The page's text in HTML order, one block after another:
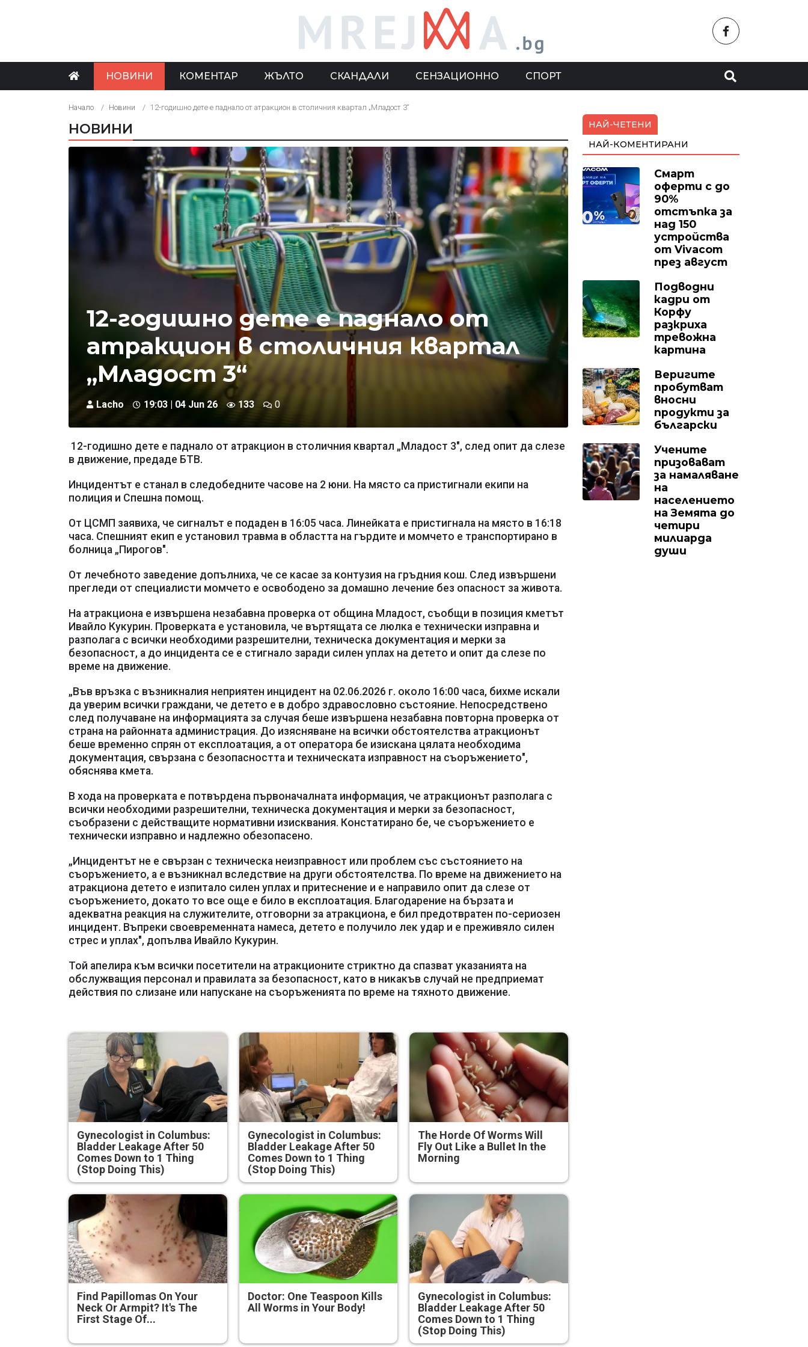
НОВИНИ КОМЕНТАР ЖЪЛТО СКАНДАЛИ СЕНЗАЦИОННО СПОРТ
Начало Новини 12-годишно дете е паднало от атракцион в столичния квартал „Младост 3“
НОВИНИ
12-годишно дете е паднало от
атракцион в столичния квартал
„Младост 3“
Lacho 19:03 | 04 Jun 26 133 0
12-годишно дете е паднало от атракцион в столичния квартал „Младост 3", след опит да слезе
в движение, предаде БТВ.
Инцидентът е станал в следобедните часове на 2 юни. На място са пристигнали екипи на
полиция и Спешна помощ.
От ЦСМП заявиха, че сигналът е подаден в 16:05 часа. Линейката е пристигнала на място в 16:18
часа. Спешният екип е установил травма в областта на гърдите и момчето е транспортирано в
болница „Пирогов".
От лечебното заведение допълниха, че се касае за контузия на гръдния кош. След извършени
прегледи от специалисти момчето е освободено за домашно лечение без опасност за живота.
На атракциона е извършена незабавна проверка от община Младост, съобщи в позиция кметът
Ивайло Кукурин. Проверката е установила, че въртящата се люлка е технически изправна и
разполага с всички необходими разрешителни, техническа документация и мерки за
безопасност, а до инцидента се е стигнало заради силен уплах на детето и опит да слезе по
време на движение.
„Във връзка с възникналия неприятен инцидент на 02.06.2026 г. около 16:00 часа, бихме искали
да уверим всички граждани, че детето е в добро здравословно състояние. Непосредствено
след получаване на информацията за случая беше извършена незабавна повторна проверка от
страна на районната администрация. До изясняване на всички обстоятелства атракционът
беше временно спрян от експлоатация, а от оператора бе изискана цялата необходима
документация, свързана с безопасността и техническата изправност на съоръжението",
обяснява кмета.
В хода на проверката е потвърдена първоначалната информация, че атракционът разполага с
всички необходими разрешителни, техническа документация и мерки за безопасност,
съобразени с действащите нормативни изисквания. Констатирано бе, че съоръжението е
технически изправно и надлежно обезопасено.
„Инцидентът не е свързан с техническа неизправност или проблем със състоянието на
съоръжението, а е възникнал вследствие на други обстоятелства. По време на движението на
атракциона детето е изпитало силен уплах и притеснение и е направило опит да слезе от
съоръжението, докато то все още е било в експлоатация. Благодарение на бързата и
адекватна реакция на служителите, отговорни за атракциона, е бил предотвратен по-сериозен
инцидент. Въпреки своевременната намеса, детето е получило лек удар и е преживяло силен
стрес и уплах", допълва Ивайло Кукурин.
Той апелира към всички посетители на атракционите стриктно да спазват указанията на
обслужващия персонал и правилата за безопасност, като в никакъв случай не предприемат
действия по слизане или напускане на съоръженията по време на тяхното движение.
Gynecologist in Columbus:
Bladder Leakage After 50
Comes Down to 1 Thing
(Stop Doing This)
Gynecologist in Columbus:
Bladder Leakage After 50
Comes Down to 1 Thing
(Stop Doing This)
The Horde Of Worms Will
Fly Out Like a Bullet In the
Morning
Find Papillomas On Your
Neck Or Armpit? It's The
First Stage Of...
Doctor: One Teaspoon Kills
All Worms in Your Body!
Gynecologist in Columbus:
Bladder Leakage After 50
Comes Down to 1 Thing
(Stop Doing This)
НАЙ-ЧЕТЕНИ
НАЙ-КОМЕНТИРАНИ
Смарт
оферти с до
90%
отстъпка за
над 150
устройства
от Vivacom
през август
Подводни
кадри от
Корфу
разкриха
тревожна
картина
Веригите
пробутват
вносни
продукти за
български
Учените
призовават
за намаляване
на
населението
на Земята до
четири
милиарда
души